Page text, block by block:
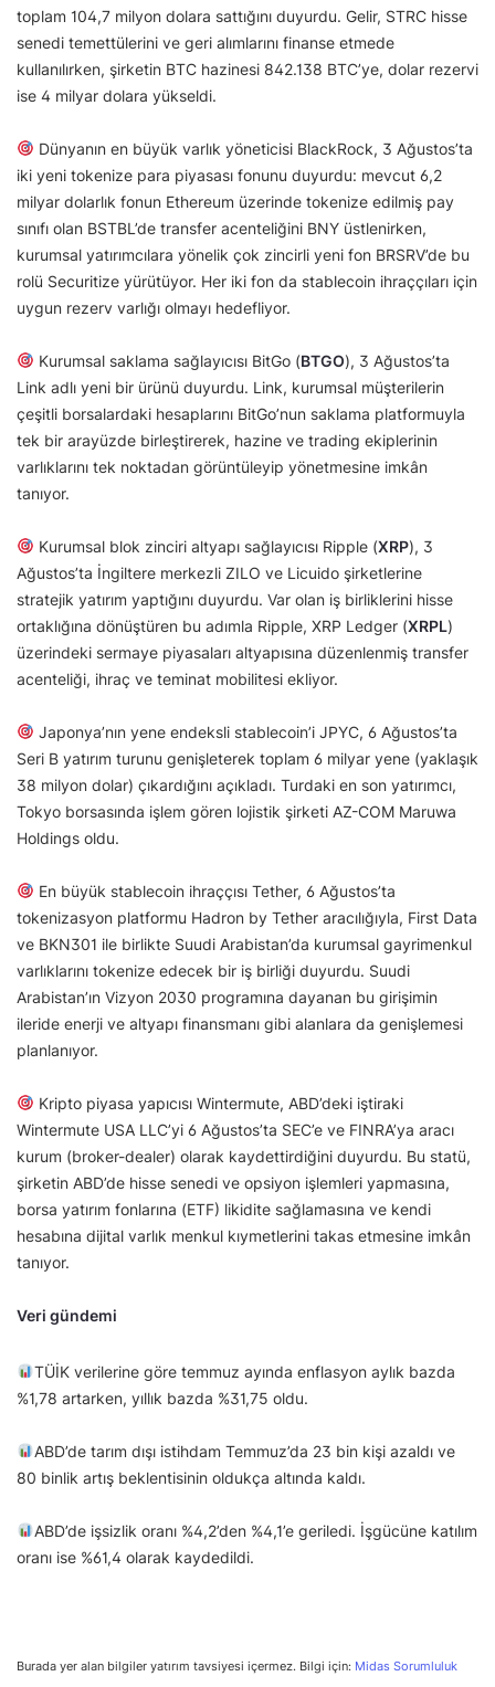
toplam 104,7 milyon dolara sattığını duyurdu. Gelir, STRC hisse
senedi temettülerini ve geri alımlarını finanse etmede
kullanılırken, şirketin BTC hazinesi 842.138 BTC’ye, dolar rezervi
ise 4 milyar dolara yükseldi.
Dünyanın en büyük varlık yöneticisi BlackRock, 3 Ağustos’ta
iki yeni tokenize para piyasası fonunu duyurdu: mevcut 6,2
milyar dolarlık fonun Ethereum üzerinde tokenize edilmiş pay
sınıfı olan BSTBL’de transfer acenteliğini BNY üstlenirken,
kurumsal yatırımcılara yönelik çok zincirli yeni fon BRSRV’de bu
rolü Securitize yürütüyor. Her iki fon da stablecoin ihraççıları için
uygun rezerv varlığı olmayı hedefliyor.
Kurumsal saklama sağlayıcısı BitGo (BTGO), 3 Ağustos’ta
Link adlı yeni bir ürünü duyurdu. Link, kurumsal müşterilerin
çeşitli borsalardaki hesaplarını BitGo’nun saklama platformuyla
tek bir arayüzde birleştirerek, hazine ve trading ekiplerinin
varlıklarını tek noktadan görüntüleyip yönetmesine imkân
tanıyor.
Kurumsal blok zinciri altyapı sağlayıcısı Ripple (XRP), 3
Ağustos’ta İngiltere merkezli ZILO ve Licuido şirketlerine
stratejik yatırım yaptığını duyurdu. Var olan iş birliklerini hisse
ortaklığına dönüştüren bu adımla Ripple, XRP Ledger (XRPL)
üzerindeki sermaye piyasaları altyapısına düzenlenmiş transfer
acenteliği, ihraç ve teminat mobilitesi ekliyor.
Japonya’nın yene endeksli stablecoin’i JPYC, 6 Ağustos’ta
Seri B yatırım turunu genişleterek toplam 6 milyar yene (yaklaşık
38 milyon dolar) çıkardığını açıkladı. Turdaki en son yatırımcı,
Tokyo borsasında işlem gören lojistik şirketi AZ-COM Maruwa
Holdings oldu.
En büyük stablecoin ihraççısı Tether, 6 Ağustos’ta
tokenizasyon platformu Hadron by Tether aracılığıyla, First Data
ve BKN301 ile birlikte Suudi Arabistan’da kurumsal gayrimenkul
varlıklarını tokenize edecek bir iş birliği duyurdu. Suudi
Arabistan’ın Vizyon 2030 programına dayanan bu girişimin
ileride enerji ve altyapı finansmanı gibi alanlara da genişlemesi
planlanıyor.
Kripto piyasa yapıcısı Wintermute, ABD’deki iştiraki
Wintermute USA LLC’yi 6 Ağustos’ta SEC’e ve FINRA’ya aracı
kurum (broker-dealer) olarak kaydettirdiğini duyurdu. Bu statü,
şirketin ABD’de hisse senedi ve opsiyon işlemleri yapmasına,
borsa yatırım fonlarına (ETF) likidite sağlamasına ve kendi
hesabına dijital varlık menkul kıymetlerini takas etmesine imkân
tanıyor.
Veri gündemi
TÜİK verilerine göre temmuz ayında enflasyon aylık bazda
%1,78 artarken, yıllık bazda %31,75 oldu.
ABD’de tarım dışı istihdam Temmuz’da 23 bin kişi azaldı ve
80 binlik artış beklentisinin oldukça altında kaldı.
ABD’de işsizlik oranı %4,2’den %4,1’e geriledi. İşgücüne katılım
oranı ise %61,4 olarak kaydedildi.
Burada yer alan bilgiler yatırım tavsiyesi içermez. Bilgi için: Midas Sorumluluk